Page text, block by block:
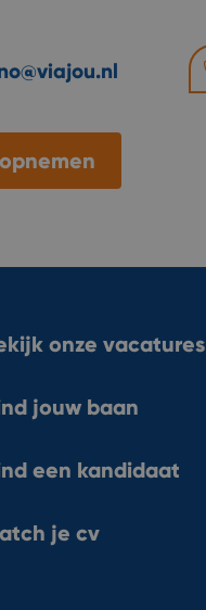
onze vacatures
jouw baan
een kandidaat
je cv